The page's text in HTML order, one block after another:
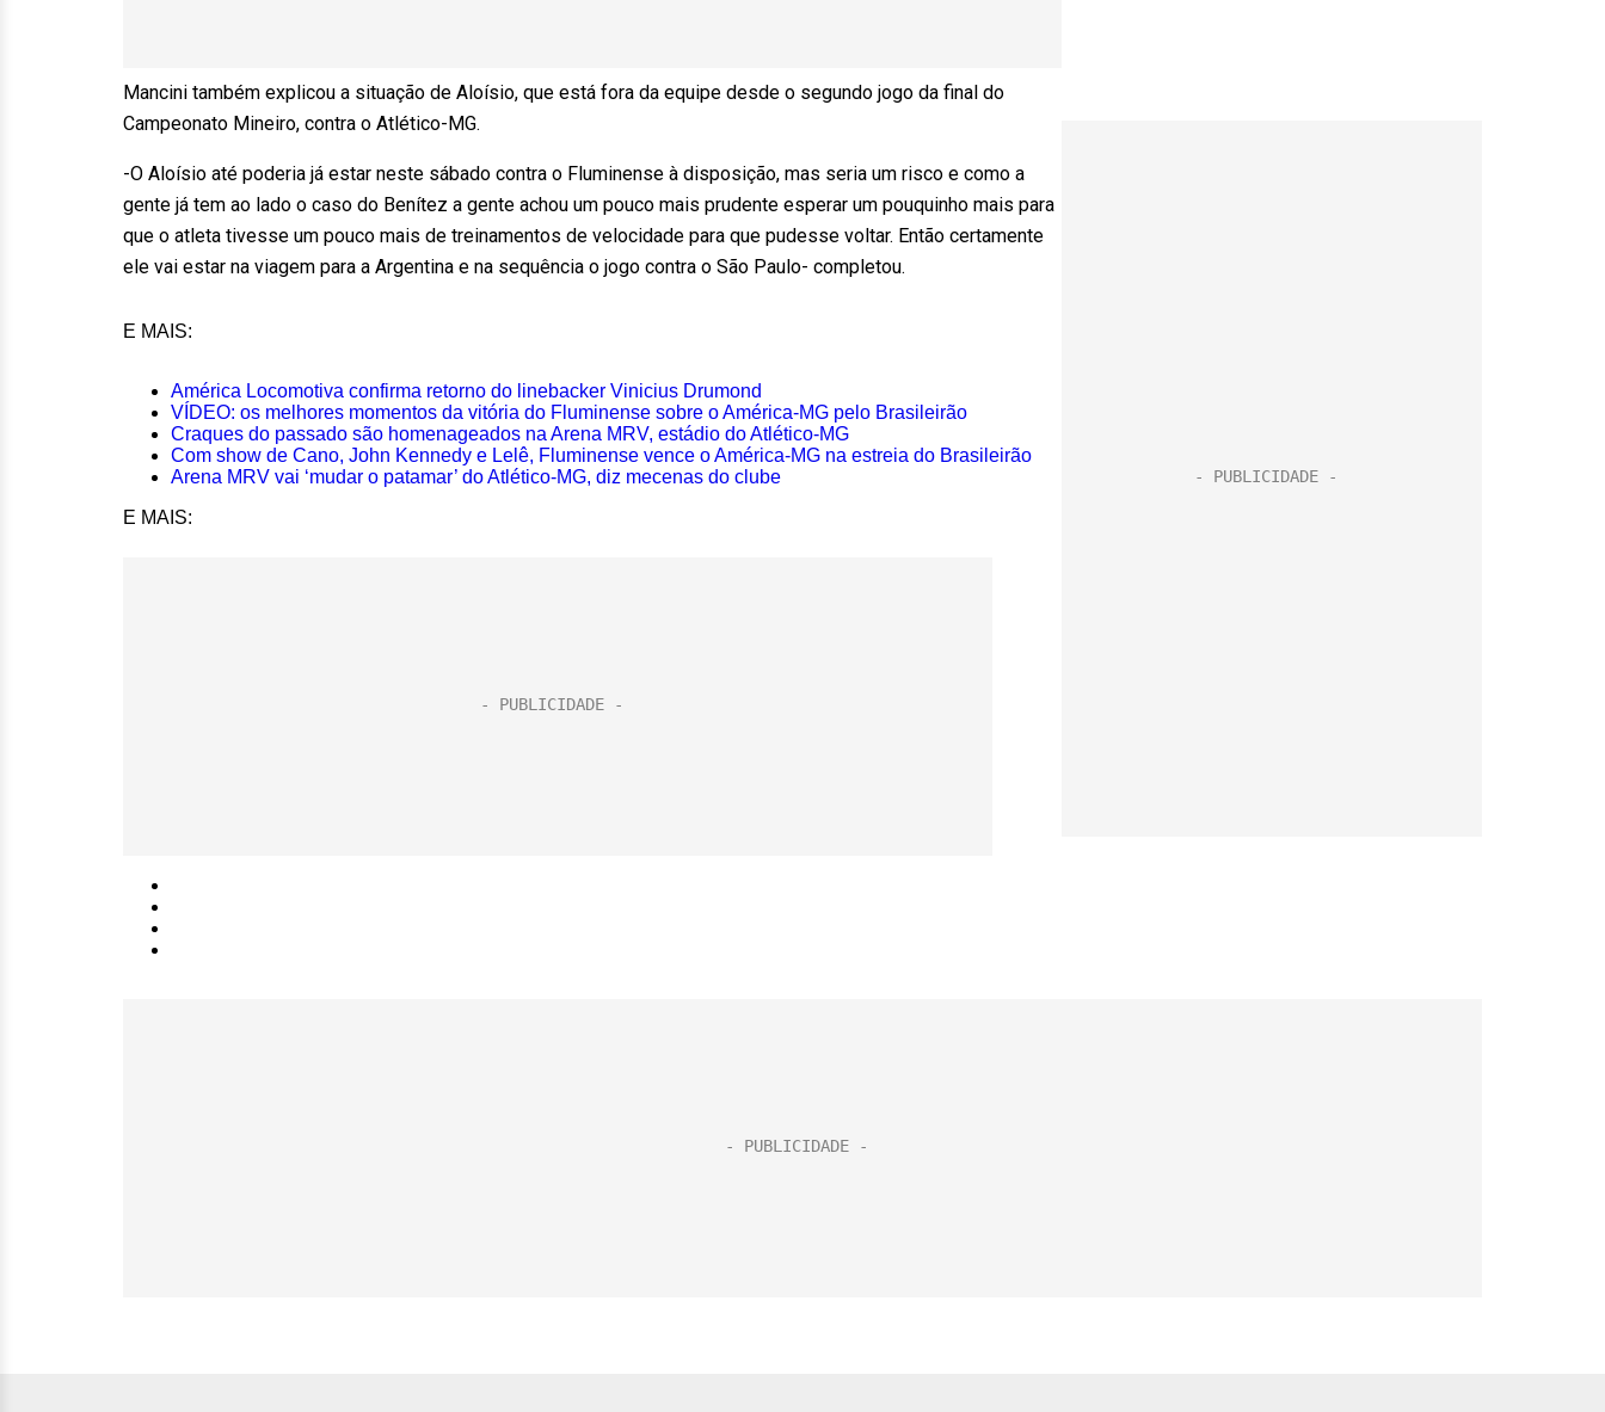
Mancini também explicou a situação de Aloísio, que está fora da equipe desde o segundo jogo da final do
Campeonato Mineiro, contra o Atlético-MG.
-O Aloísio até poderia já estar neste sábado contra o Fluminense à disposição, mas seria um risco e como a
gente já tem ao lado o caso do Benítez a gente achou um pouco mais prudente esperar um pouquinho mais para
que o atleta tivesse um pouco mais de treinamentos de velocidade para que pudesse voltar. Então certamente
ele vai estar na viagem para a Argentina e na sequência o jogo contra o São Paulo- completou.
E MAIS:
América Locomotiva confirma retorno do linebacker Vinicius Drumond
VÍDEO: os melhores momentos da vitória do Fluminense sobre o América-MG pelo Brasileirão
Craques do passado são homenageados na Arena MRV, estádio do Atlético-MG
Com show de Cano, John Kennedy e Lelê, Fluminense vence o América-MG na estreia do Brasileirão
Arena MRV vai ‘mudar o patamar’ do Atlético-MG, diz mecenas do clube
E MAIS: